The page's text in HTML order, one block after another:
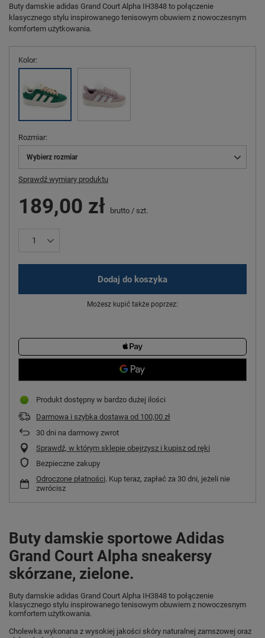
Buty damskie adidas Grand Court Alpha IH3848 to połączenie
klasycznego stylu inspirowanego tenisowym obuwiem z nowoczesnym
komfortem użytkowania.
Kolor
Rozmiar
Wybierz rozmiar
Sprawdź wymiary produktu
189,00 zł brutto / szt.
Dodaj do koszyka
Możesz kupić także poprzez:
Produkt dostępny w bardzo dużej ilości
Darmowa i szybka dostawa od 100,00 zł
30 dni na darmowy zwrot
Sprawdź, w którym sklepie obejrzysz i kupisz od ręki
Bezpieczne zakupy
Odroczone płatności. Kup teraz, zapłać za 30 dni, jeżeli nie
zwrócisz
Buty damskie sportowe Adidas
Grand Court Alpha sneakersy
skórzane, zielone.
Buty damskie adidas Grand Court Alpha IH3848 to połączenie
klasycznego stylu inspirowanego tenisowym obuwiem z nowoczesnym
komfortem użytkowania.
Cholewka wykonana z wysokiej jakości skóry naturalnej zamszowej oraz